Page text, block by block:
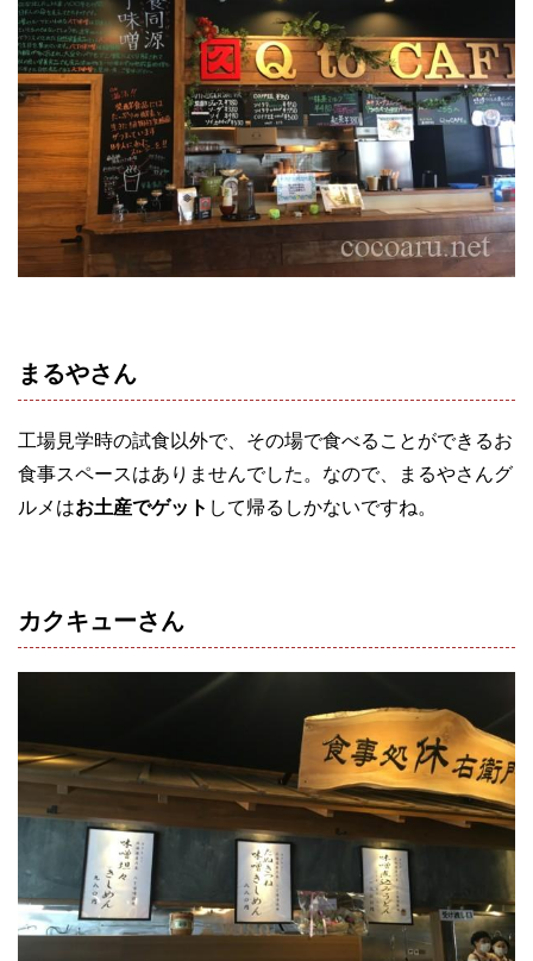
まるやさん
工場見学時の試食以外で、その場で食べることができるお
食事スペースはありませんでした。なので、まるやさんグ
ルメはお土産でゲット して帰るしかないですね。
カクキューさん